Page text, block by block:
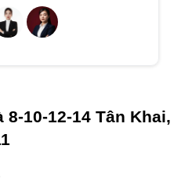
8-10-12-14 Tân Khai,